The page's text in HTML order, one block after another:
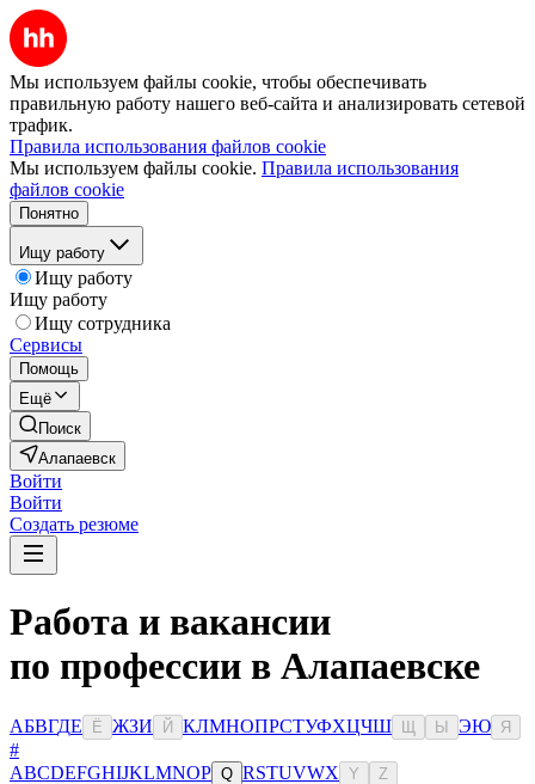
Мы используем файлы cookie, чтобы обеспечивать
правильную работу нашего веб-сайта и анализировать сетевой
трафик.
Правила использования файлов cookie
Мы используем файлы cookie. Правила использования
файлов cookie
Понятно
Ищу работу
Ищу работу
Ищу работу
Ищу сотрудника
Сервисы
Помощь
Ещё
Поиск
Алапаевск
Войти
Войти
Создать резюме
Работа и вакансии
по профессии в Алапаевске
АБВГДЕ Ё ЖЗИ Й КЛМНОПРСТУФХЦЧШ Ы ЭЮ Я
#
ABCDEFGHIJKLMNOP Q RSTUVWX Y Z